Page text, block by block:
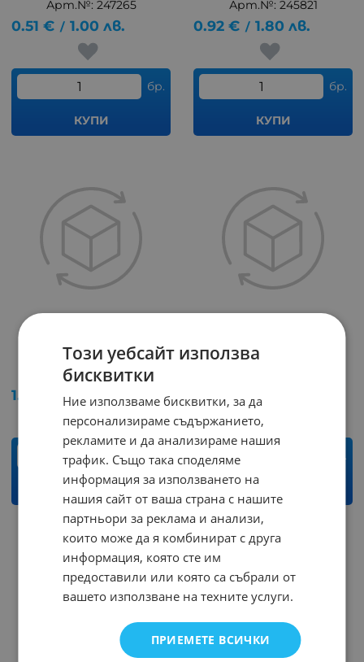
Арт.№: 247265
0.51 € / 1.00 лв.
бр.
КУПИ
Арт.№: 245821
0.92 € / 1.80 лв.
бр.
КУПИ
лампа
Арт.№: 245684
1.02 / 1.99
бр.
КУПИ
лампа
бр.
Този уебсайт използва
бисквитки
Ние използваме бисквитки, за да
персонализираме съдържанието,
рекламите и да анализираме нашия
трафик. Също така споделяме
информация за използването на
нашия сайт от ваша страна с нашите
партньори за реклама и анализи,
които може да я комбинират с друга
информация, която сте им
предоставили или която са събрали от
вашето използване на техните услуги.
ПРИЕМЕТЕ ВСИЧКИ